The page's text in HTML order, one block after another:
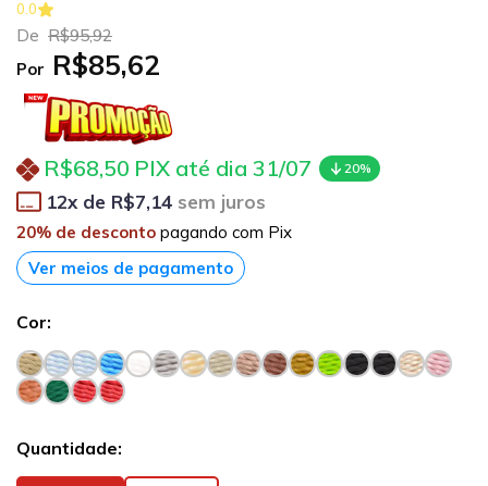
0.0
De R$95,92
Por R$85,62
R$68,50 PIX até dia 31/07 20%
12x de R$7,14 sem juros
20% de desconto pagando com Pix
Ver meios de pagamento
Cor:
Quantidade: